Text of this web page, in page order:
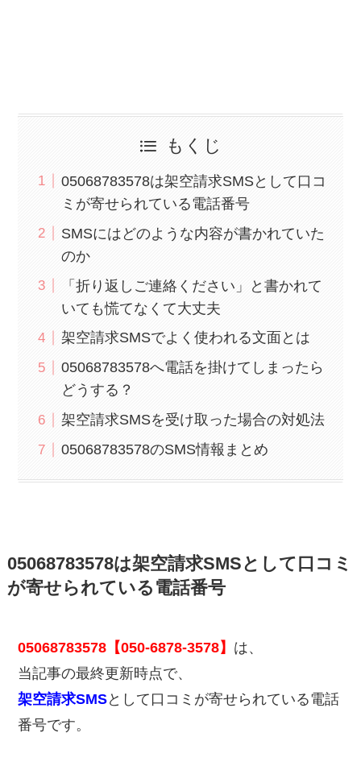
もくじ
05068783578は架空請求SMSとして口コ
ミが寄せられている電話番号
SMSにはどのような内容が書かれていた
のか
「折り返しご連絡ください」と書かれて
いても慌てなくて大丈夫
架空請求SMSでよく使われる文面とは
05068783578へ電話を掛けてしまったら
どうする？
架空請求SMSを受け取った場合の対処法
05068783578のSMS情報まとめ
05068783578は架空請求SMSとして口コミ
が寄せられている電話番号
05068783578【050-6878-3578】 は、
当記事の最終更新時点で、
架空請求SMSとして口コミが寄せられている電話
番号です。